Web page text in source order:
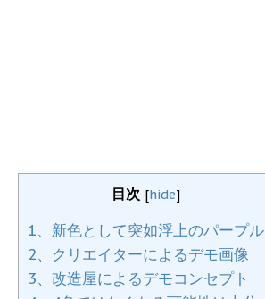
目次 [hide]
1、新色として突如浮上のパープル
2、クリエイターによるデモ画像
3、改造屋によるデモコンセプト